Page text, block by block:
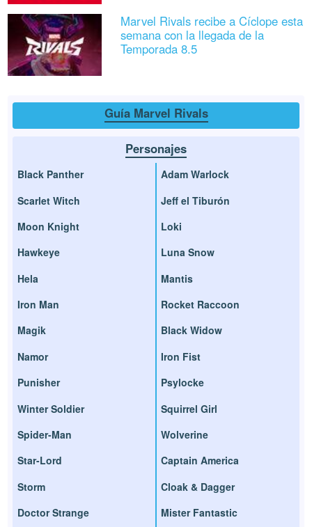
Marvel Rivals recibe a Cíclope esta
semana con la llegada de la
Temporada 8.5
Guía Marvel Rivals
Personajes
Black Panther
Scarlet Witch
Moon Knight
Hawkeye
Hela
Iron Man
Magik
Namor
Punisher
Winter Soldier
Spider-Man
Star-Lord
Storm
Doctor Strange
Adam Warlock
Jeff el Tiburón
Loki
Luna Snow
Mantis
Rocket Raccoon
Black Widow
Iron Fist
Psylocke
Squirrel Girl
Wolverine
Captain America
Cloak & Dagger
Mister Fantastic